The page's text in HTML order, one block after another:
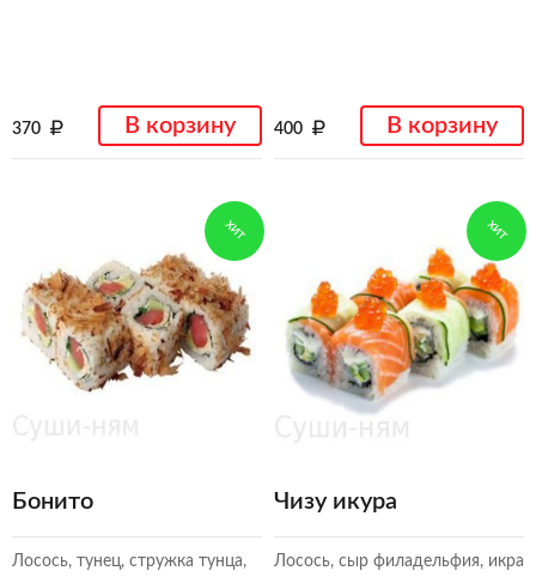
370 В корзину 400 В корзину
ХИТ
Бонито
Лосось, тунец, стружка тунца,
ХИТ
Чизу икура
Лосось, сыр филадельфия, икра